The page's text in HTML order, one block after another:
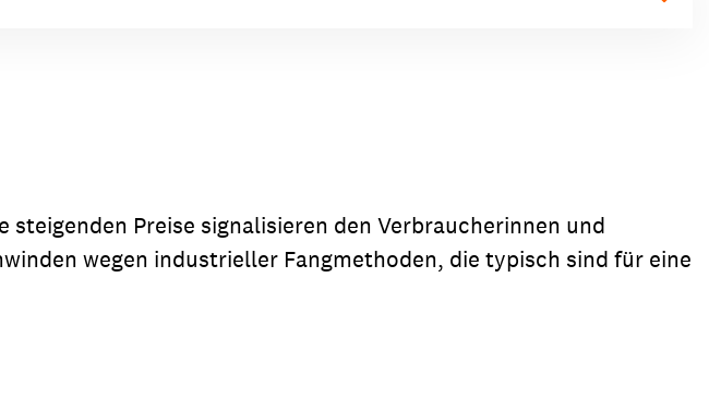
Preise signalisieren den Verbraucherinnen und
wegen industrieller Fangmethoden, die typisch sind für eine